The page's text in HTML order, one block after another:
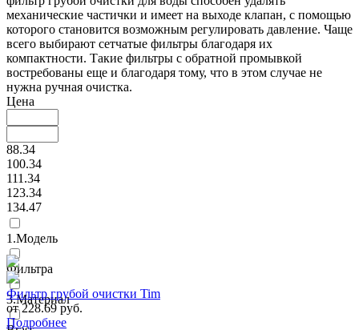
механические частички и имеет на выходе клапан, с помощью
которого становится возможным регулировать давление. Чаще
всего выбирают сетчатые фильтры благодаря их
компактности. Такие фильтры с обратной промывкой
востребованы еще и благодаря тому, что в этом случае не
нужна ручная очистка.
Цена
88.34
100.34
111.34
123.34
134.47
1.Модель
Фильтра
3.Материал
Фильтр грубой очистки Tim
от 228.69 руб.
Подробнее